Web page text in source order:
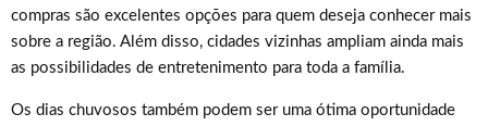
compras são excelentes opções para quem deseja conhecer mais
sobre a região. Além disso, cidades vizinhas ampliam ainda mais
as possibilidades de entretenimento para toda a família.
Os dias chuvosos também podem ser uma ótima oportunidade